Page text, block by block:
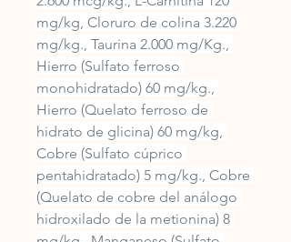
mg/kg, Cloruro de colina 3.220
mg/kg., Taurina 2.000 mg/Kg.,
Hierro (Sulfato ferroso
monohidratado) 60 mg/kg.,
Hierro (Quelato ferroso de
hidrato de glicina) 60 mg/kg,
Cobre (Sulfato cúprico
pentahidratado) 5 mg/kg., Cobre
(Quelato de cobre del análogo
hidroxilado de la metionina) 8